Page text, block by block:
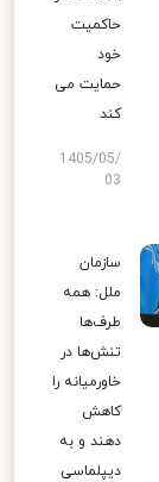
حاکمیت
خود
حمایت می
کند
1405/05/
03
سازمان
ملل: همه
طرف‌ها
تنش‌ها در
خاورمیانه را
کاهش
دهند و به
دیپلماسی